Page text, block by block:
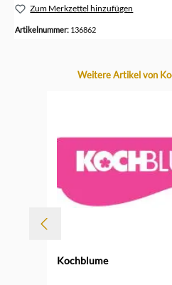
Zum Merkzettel hinzufügen
Artikelnummer: 136862
Produktgalerie überspringen
Weitere Artikel von
Kochblume